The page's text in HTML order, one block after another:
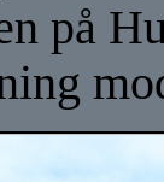
på